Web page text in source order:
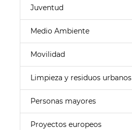
Juventud
Medio Ambiente
Movilidad
Limpieza y residuos urbanos
Personas mayores
Proyectos europeos